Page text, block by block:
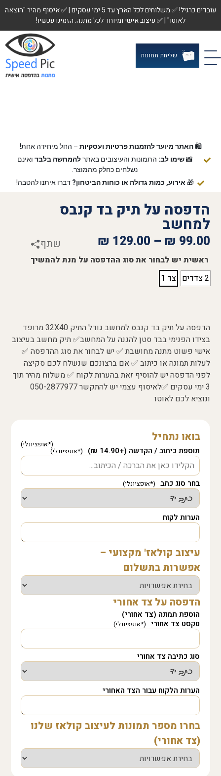
עובדים כרגיל! ✅ משלוחים לכל הארץ עד 5 ימי עסקים | ✅ איסוף מהיר "הוצאה
לאוטו" | ✅ עיצוב אישי ומיוחד לכל מתנה. הזמינו עכשיו!
שליחת תמונות
🛍️האתר מיועד להזמנות פרטיות ועסקיות – החל מיחידה אחת!
📸שימו לב: התמונות והעיצובים באתרלהמחשה בלבד ואינם
נשלחים כחלק מהמוצר.
🎁 אירוע, כמות גדולה או כוחות הביטחון? דברו איתנו להטבה!
הדפסה על תיק בד קנבס
למחשב
99.00
₪
–
129.00
₪ שתף
ראשית יש לבחור את סוג ההדפסה על מנת להמשיך
2 צדדים
צד 1
הדפסה על תיק בד קנבס למחשב גודל התיק 32X40 מרופד
בצידו הפנימי בבד סטן להגנה על המחשב✅ תיק מחשב בעיצוב
אישי פשוט מתנה מחושבת ✅ יש לבחור את סוג ההדפסה ✅
לעלות תמונה או כיתוב ✅ אם ברצונכם שנשלח לכם סקיצה
לפני הדפסה יש להוסיף זאת בהערות לקוח ✅ משלוח מהיר תוך
3 ימי עסקים ✅לאיסוף עצמי יש להתקשר 050-2877977
ונוציא לכם לאוטו
בואו נתחיל
תוספת כיתוב / הקדשה (+14.90 ₪)
בחר סוג כתב
הערות לקוח
הדפסה על צד אחורי
טקסט צד אחורי
סוג כתיבה צד אחורי
הוספת תמונה (צד אחורי)
הערות הלקוח עבור הצד האחורי
עיצוב קולאז' מקצועי –
אפשרות בתשלום
בחרו מספר תמונות לעיצוב קולאז שלנו
(צד אחורי)